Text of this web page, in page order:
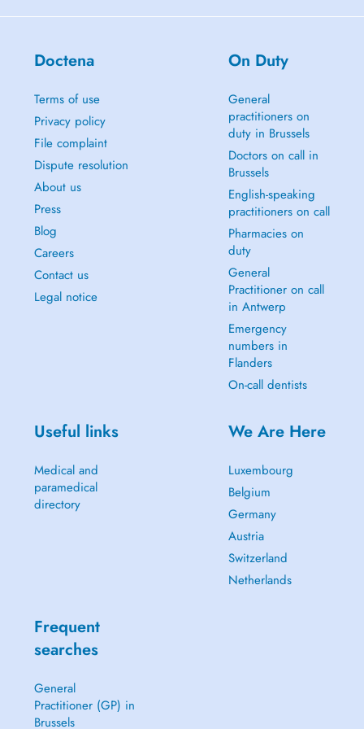
Doctena
Terms of use
Privacy policy
File complaint
Dispute resolution
About us
Press
Blog
Careers
Contact us
Legal notice
On Duty
General
practitioners on
duty in Brussels
Doctors on call in
Brussels
English-speaking
practitioners on call
Pharmacies on
duty
General
Practitioner on call
in Antwerp
Emergency
numbers in
Flanders
On-call dentists
Useful links
Medical and
paramedical
directory
We Are Here
Luxembourg
Belgium
Germany
Austria
Switzerland
Netherlands
Frequent
searches
General
Practitioner (GP) in
Brussels